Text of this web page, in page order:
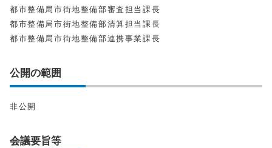
都市整備局市街地整備部審査担当課長
都市整備局市街地整備部清算担当課長
都市整備局市街地整備部連携事業課長
公開の範囲
非公開
会議要旨等